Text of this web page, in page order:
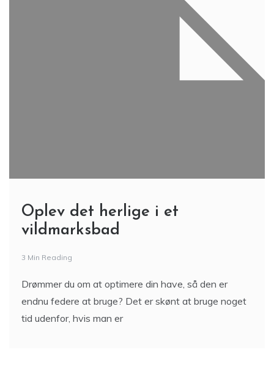
Oplev det herlige i et
vildmarksbad
3 Min Reading
Drømmer du om at optimere din have, så den er
endnu federe at bruge? Det er skønt at bruge noget
tid udenfor, hvis man er